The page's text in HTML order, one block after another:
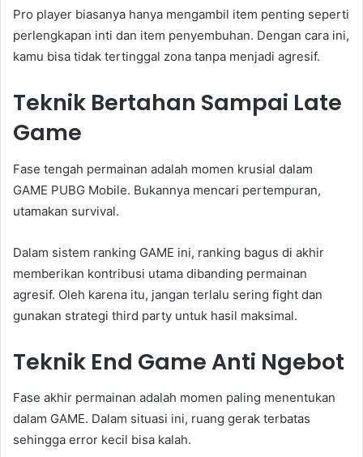
Pro player biasanya hanya mengambil item penting seperti
perlengkapan inti dan item penyembuhan. Dengan cara ini,
kamu bisa tidak tertinggal zona tanpa menjadi agresif.
Teknik Bertahan Sampai Late
Game
Fase tengah permainan adalah momen krusial dalam
GAME PUBG Mobile. Bukannya mencari pertempuran,
utamakan survival.
Dalam sistem ranking GAME ini, ranking bagus di akhir
memberikan kontribusi utama dibanding permainan
agresif. Oleh karena itu, jangan terlalu sering fight dan
gunakan strategi third party untuk hasil maksimal.
Teknik End Game Anti Ngebot
Fase akhir permainan adalah momen paling menentukan
dalam GAME. Dalam situasi ini, ruang gerak terbatas
sehingga error kecil bisa kalah.